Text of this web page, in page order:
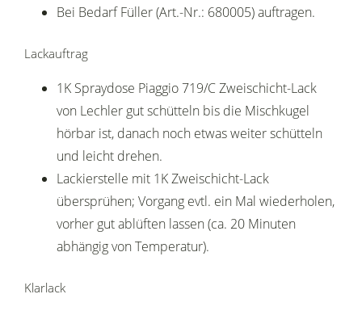
Bei Bedarf Füller (Art.-Nr.: 680005) auftragen.
Lackauftrag
1K Spraydose Piaggio 719/C Zweischicht-Lack
von Lechler gut schütteln bis die Mischkugel
hörbar ist, danach noch etwas weiter schütteln
und leicht drehen.
Lackierstelle mit 1K Zweischicht-Lack
übersprühen; Vorgang evtl. ein Mal wiederholen,
vorher gut ablüften lassen (ca. 20 Minuten
abhängig von Temperatur).
Klarlack